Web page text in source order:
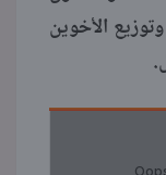
الأخوين